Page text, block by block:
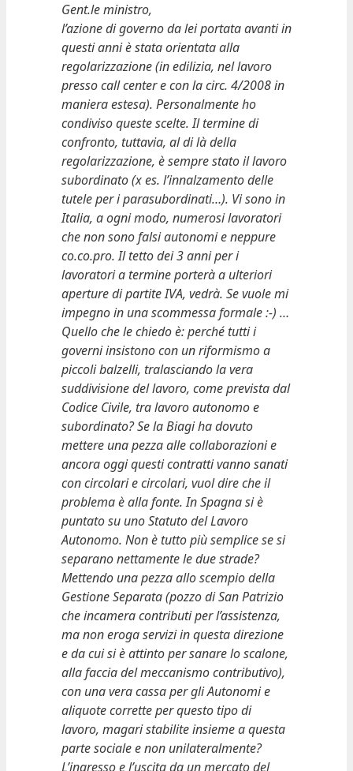
Gent.le ministro,
l’azione di governo da lei portata avanti in
questi anni è stata orientata alla
regolarizzazione (in edilizia, nel lavoro
presso call center e con la circ. 4/2008 in
maniera estesa). Personalmente ho
condiviso queste scelte. Il termine di
confronto, tuttavia, al di là della
regolarizzazione, è sempre stato il lavoro
subordinato (x es. l’innalzamento delle
tutele per i parasubordinati…). Vi sono in
Italia, a ogni modo, numerosi lavoratori
che non sono falsi autonomi e neppure
co.co.pro. Il tetto dei 3 anni per i
lavoratori a termine porterà a ulteriori
aperture di partite IVA, vedrà. Se vuole mi
impegno in una scommessa formale :-) …
Quello che le chiedo è: perché tutti i
governi insistono con un riformismo a
piccoli balzelli, tralasciando la vera
suddivisione del lavoro, come prevista dal
Codice Civile, tra lavoro autonomo e
subordinato? Se la Biagi ha dovuto
mettere una pezza alle collaborazioni e
ancora oggi questi contratti vanno sanati
con circolari e circolari, vuol dire che il
problema è alla fonte. In Spagna si è
puntato su uno Statuto del Lavoro
Autonomo. Non è tutto più semplice se si
separano nettamente le due strade?
Mettendo una pezza allo scempio della
Gestione Separata (pozzo di San Patrizio
che incamera contributi per l’assistenza,
ma non eroga servizi in questa direzione
e da cui si è attinto per sanare lo scalone,
alla faccia del meccanismo contributivo),
con una vera cassa per gli Autonomi e
aliquote corrette per questo tipo di
lavoro, magari stabilite insieme a questa
parte sociale e non unilateralmente?
L’ingresso e l’uscita da un mercato del